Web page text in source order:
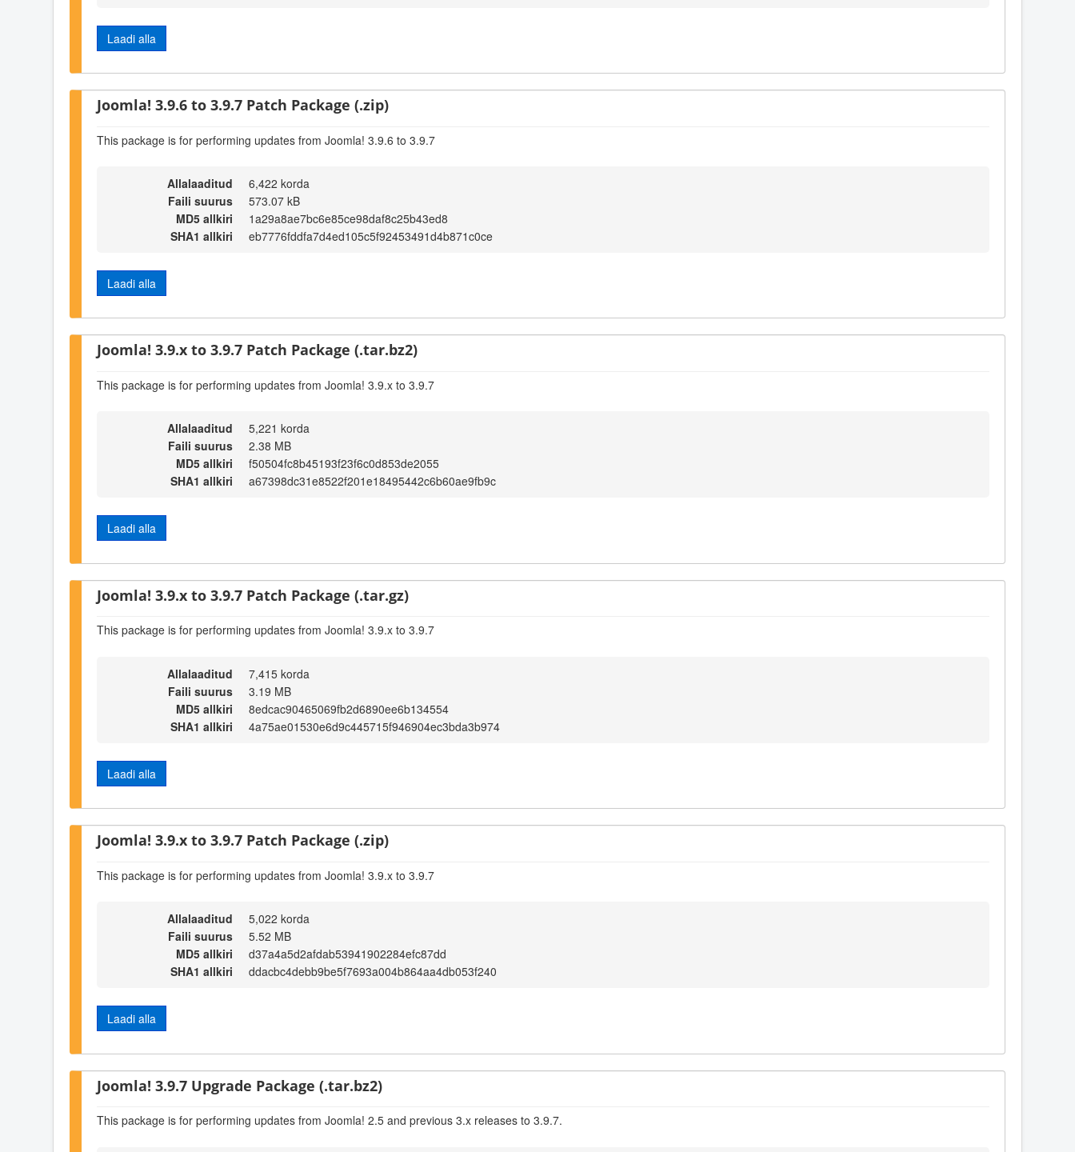
Laadi alla
Joomla! 3.9.6 to 3.9.7 Patch Package (.zip)
This package is for performing updates from Joomla! 3.9.6 to 3.9.7
Allalaaditud
6,422 korda
Faili suurus
573.07 kB
MD5 allkiri
1a29a8ae7bc6e85ce98daf8c25b43ed8
SHA1 allkiri
eb7776fddfa7d4ed105c5f92453491d4b871c0ce
Laadi alla
Joomla! 3.9.x to 3.9.7 Patch Package (.tar.bz2)
This package is for performing updates from Joomla! 3.9.x to 3.9.7
Allalaaditud
5,221 korda
Faili suurus
2.38 MB
MD5 allkiri
f50504fc8b45193f23f6c0d853de2055
SHA1 allkiri
a67398dc31e8522f201e18495442c6b60ae9fb9c
Laadi alla
Joomla! 3.9.x to 3.9.7 Patch Package (.tar.gz)
This package is for performing updates from Joomla! 3.9.x to 3.9.7
Allalaaditud
7,415 korda
Faili suurus
3.19 MB
MD5 allkiri
8edcac90465069fb2d6890ee6b134554
SHA1 allkiri
4a75ae01530e6d9c445715f946904ec3bda3b974
Laadi alla
Joomla! 3.9.x to 3.9.7 Patch Package (.zip)
This package is for performing updates from Joomla! 3.9.x to 3.9.7
Allalaaditud
5,022 korda
Faili suurus
5.52 MB
MD5 allkiri
d37a4a5d2afdab53941902284efc87dd
SHA1 allkiri
ddacbc4debb9be5f7693a004b864aa4db053f240
Laadi alla
Joomla! 3.9.7 Upgrade Package (.tar.bz2)
This package is for performing updates from Joomla! 2.5 and previous 3.x releases to 3.9.7.